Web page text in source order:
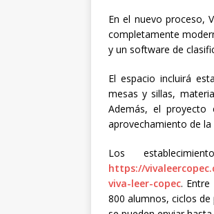
En el nuevo proceso,
completamente
y un software de
El espacio incluirá
mesas y sillas,
Además, el proyecto
aprovechamiento de la
Los
https://
viva-leer-copec.
800 alumnos, ciclos